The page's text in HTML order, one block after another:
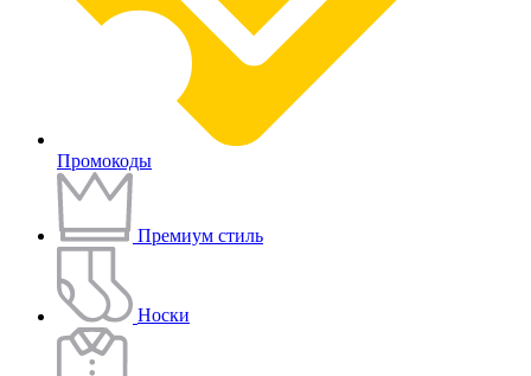
Промокоды
Премиум стиль
Носки